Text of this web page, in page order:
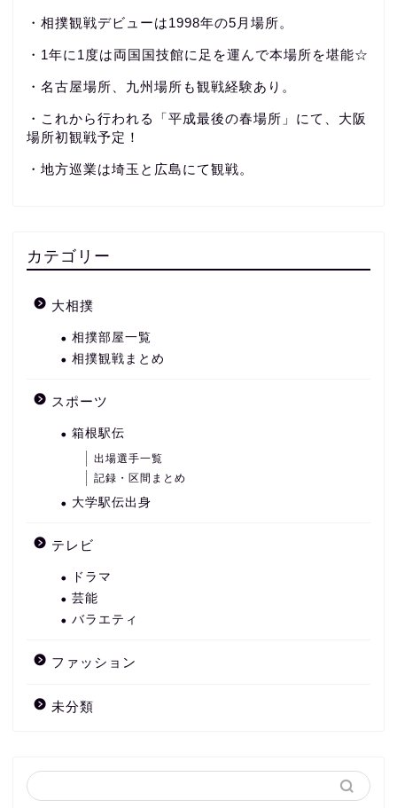
・相撲観戦デビューは1998年の5月場所。
・1年に1度は両国国技館に足を運んで本場所を堪能☆
・名古屋場所、九州場所も観戦経験あり。
・これから行われる「平成最後の春場所」にて、大阪
場所初観戦予定！
・地方巡業は埼玉と広島にて観戦。
カテゴリー
大相撲
相撲部屋一覧
相撲観戦まとめ
スポーツ
箱根駅伝
出場選手一覧
記録・区間まとめ
大学駅伝出身
テレビ
ドラマ
芸能
バラエティ
ファッション
未分類